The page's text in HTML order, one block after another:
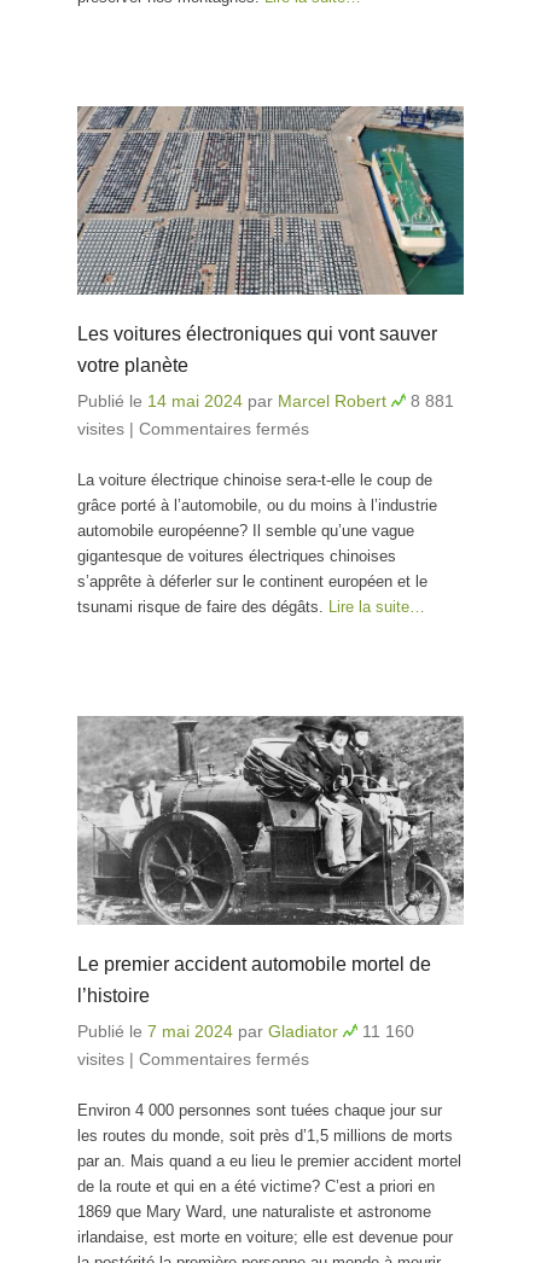
Les voitures électroniques qui vont sauver
votre planète
Publié le 14 mai 2024 par Marcel Robert
8 881
visites | Commentaires fermés
sauver votre planète
La voiture électrique chinoise sera-t-elle le coup de
grâce porté à l’automobile, ou du moins à l’industrie
automobile européenne? Il semble qu’une vague
gigantesque de voitures électriques chinoises
s’apprête à déferler sur le continent européen et le
tsunami risque de faire des dégâts.
Lire la suite…
Le premier accident automobile mortel de
l’histoire
Publié le 7 mai 2024 par Gladiator
11 160
visites | Commentaires fermés
mortel de l’histoire
Environ 4 000 personnes sont tuées chaque jour sur
les routes du monde, soit près d’1,5 millions de morts
par an. Mais quand a eu lieu le premier accident mortel
de la route et qui en a été victime? C’est a priori en
1869 que Mary Ward, une naturaliste et astronome
irlandaise, est morte en voiture; elle est devenue pour